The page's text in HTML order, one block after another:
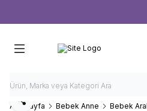
Ana Sayfa Bebek Anne Bebek
Paylaş